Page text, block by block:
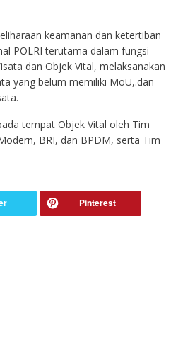
keamanan dan ketertiban
POLRI terutama dalam fungsi-
dan Objek Vital, melaksanakan
yang belum memiliki MoU,.dan
tempat Objek Vital oleh Tim
BRI, dan BPDM, serta Tim